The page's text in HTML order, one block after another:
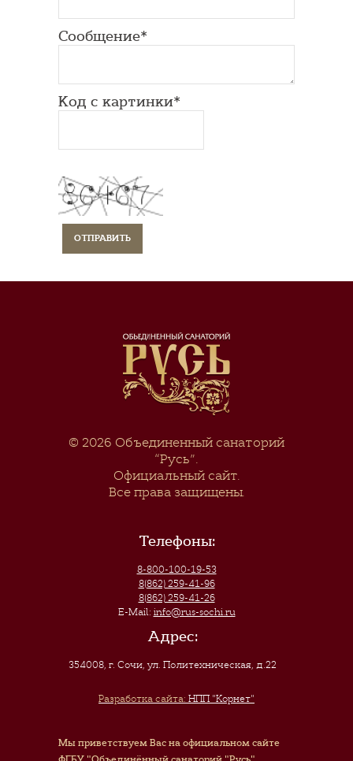
Сообщение*
Код с картинки*
© 2026 Объединенный санаторий
“Русь”.
Официальный сайт.
Все права защищены.
Телефоны:
8-800-100-19-53
8(862) 259-41-96
8(862) 259-41-26
E-Mail: info@rus-sochi.ru
Адрес:
354008, г. Сочи,ул. Политехническая, д.22
Разработка сайта: НПП "Корнет"
Мы приветствуем Вас на официальном сайте